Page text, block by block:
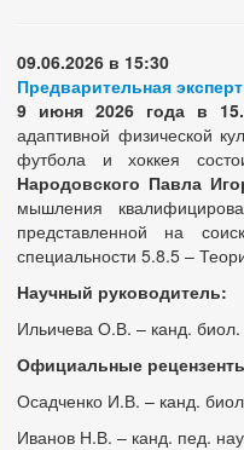
09.06.2026 в 15:30
Предварительная
9 июня 2026 года в
адаптивной физической
футбола и хоккея
Народовского Павла
мышления
представленной на
специальности 5.8.5 –
Научный руководитель:
Ильичева О.В. – канд. биол.
Официальные
Осадченко И.В. – канд.
Иванов Н.В. – канд. пед.